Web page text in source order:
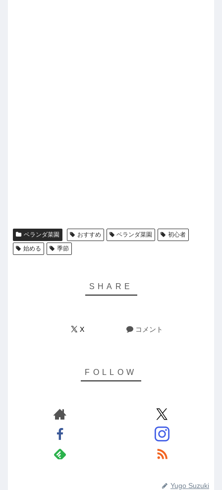
ベランダ菜園 おすすめ ベランダ菜園
初心者
始める
季節
X コメント
Yugo Suzuki